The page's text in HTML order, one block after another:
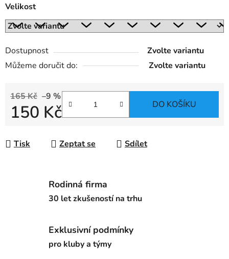
Velikost
Dostupnost
Zvolte variantu
Můžeme doručit do:
Zvolte variantu
165 Kč –9 %
150 Kč DO KOŠÍKU
Tisk Zeptat se Sdílet
Rodinná firma
30 let zkušeností na trhu
Exklusivní podmínky
pro kluby a týmy